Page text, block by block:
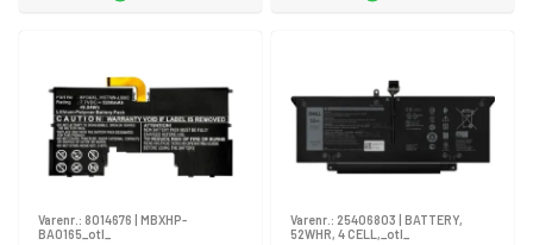
Varenr.: 8014676
MBXHP-
BA0165_otl_
Varenr.: 25406803
BATTERY,
52WHR, 4 CELL,_otl_